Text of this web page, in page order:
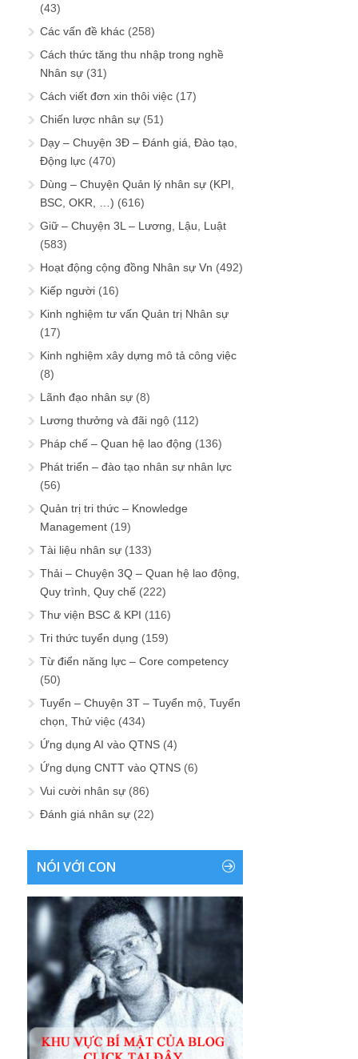
(43)
Các vấn đề khác (258)
Cách thức tăng thu nhập trong nghề
Nhân sự (31)
Cách viết đơn xin thôi việc (17)
Chiến lược nhân sự (51)
Dạy – Chuyện 3Đ – Đánh giá, Đào tạo,
Động lực (470)
Dùng – Chuyện Quản lý nhân sự (KPI,
BSC, OKR, …) (616)
Giữ – Chuyện 3L – Lương, Lậu, Luật
(583)
Hoạt động cộng đồng Nhân sự Vn (492)
Kiếp người (16)
Kinh nghiệm tư vấn Quản trị Nhân sự
(17)
Kinh nghiệm xây dựng mô tả công việc
(8)
Lãnh đạo nhân sự (8)
Lương thưởng và đãi ngộ (112)
Pháp chế – Quan hệ lao động (136)
Phát triển – đào tạo nhân sự nhân lực
(56)
Quản trị tri thức – Knowledge
Management (19)
Tài liệu nhân sự (133)
Thải – Chuyện 3Q – Quan hệ lao động,
Quy trình, Quy chế (222)
Thư viện BSC & KPI (116)
Tri thức tuyển dụng (159)
Từ điển năng lực – Core competency
(50)
Tuyển – Chuyện 3T – Tuyển mộ, Tuyển
chọn, Thử việc (434)
Ứng dụng AI vào QTNS (4)
Ứng dụng CNTT vào QTNS (6)
Vui cười nhân sự (86)
Đánh giá nhân sự (22)
NÓI VỚI CON